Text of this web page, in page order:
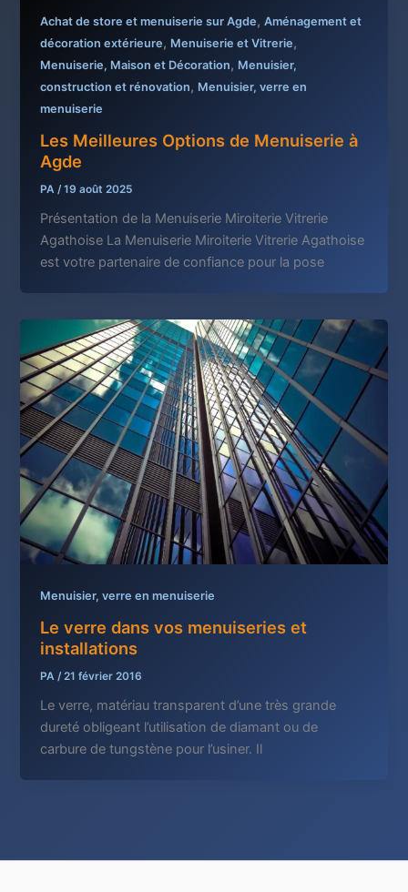
Achat de store et menuiserie sur Agde,Aménagement et
décoration extérieure, Menuiserie et Vitrerie,
Menuiserie, Maison et Décoration, Menuisier,
construction et rénovation, Menuisier, verre en
menuiserie
Les Meilleures Options de Menuiserie à
Agde
PA /19 août 2025
Présentation de la Menuiserie Miroiterie Vitrerie
Agathoise La Menuiserie Miroiterie Vitrerie Agathoise
est votre partenaire de confiance pour la pose
Menuisier, verre en menuiserie
Le verre dans vos menuiseries et
installations
PA /21 février 2016
Le verre, matériau transparent d’une très grande
dureté obligeant l’utilisation de diamant ou de
carbure de tungstène pour l’usiner. Il